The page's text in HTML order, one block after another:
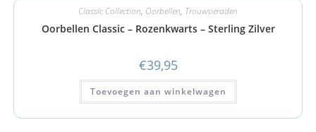
Classic Collection, Oorbellen, Trouwsieraden
Oorbellen Classic – Rozenkwarts – Sterling Zilver
€39,95
Toevoegen aan winkelwagen